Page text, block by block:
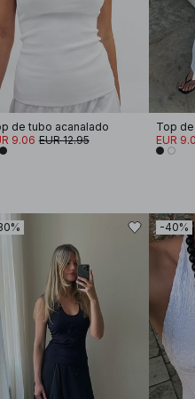
de tubo acanalado
9.06 EUR 12.95
Top
EUR
-40%